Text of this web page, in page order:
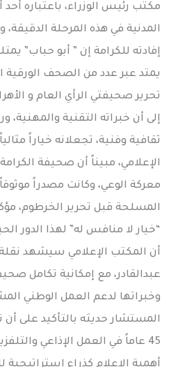
مكتب رئيس الوزراء، باعتباره
المدنية في هذه المرحلة
إفادته للكرامة إن ” أبو حباب”
يمتد عبر عدد من الصحف الورقية
تحرير صحيفتي الرأي العام و
إلى أن خبراته التقنية
ثقافية وفنية، تجعلانه خياراً
الإعلامي، مبيناً أن صحيفة
معركة الوعي، وكانت مصدراً
المسلحة قبل تحرير الخرطوم،
“خيار لا منافس له” لهذا الدور
أن المكتب الإعلامي سيشهد
عبدالقادر، مع إمكانية تكامل
وخبراتها لدعم العمل الوطني
المستشار حديثه بالتأكيد على أن
45 عاماً في العمل الإذاعي
أهمية الإعلام كذراع إستراتيجية